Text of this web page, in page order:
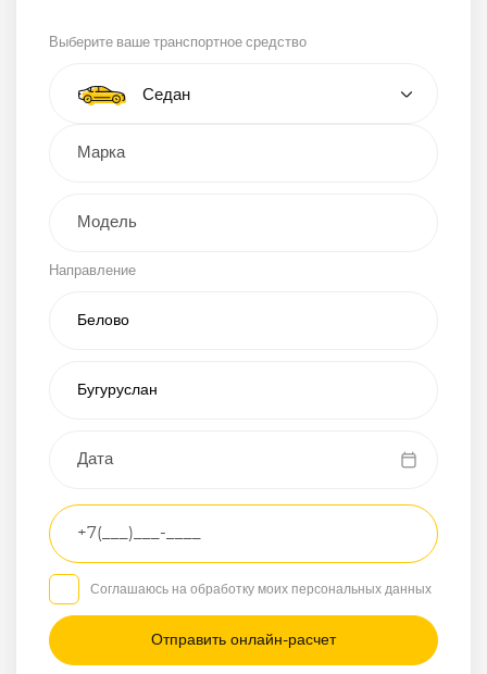
Выберите ваше транспортное средство
Тип автомобиля
Седан
Кроссовер
Грузовой
Другое
Направление
Транспортное
средство
Седан
/
Маршрут
Соглашаюсь на обработку моих персональных данных